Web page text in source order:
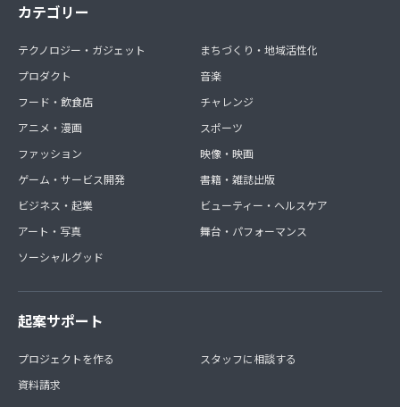
カテゴリー
テクノロジー・ガジェット
プロダクト
フード・飲食店
アニメ・漫画
ファッション
ゲーム・サービス開発
ビジネス・起業
アート・写真
ソーシャルグッド
まちづくり・地域活性化
音楽
チャレンジ
スポーツ
映像・映画
書籍・雑誌出版
ビューティー・ヘルスケア
舞台・パフォーマンス
起案サポート
プロジェクトを作る
資料請求
スタッフに相談する